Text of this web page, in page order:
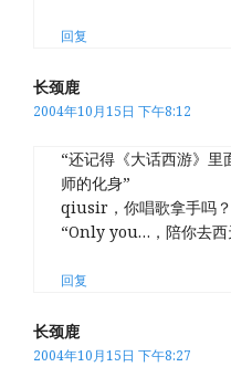
回复
长颈鹿
2004年10月15日 下午8:12
“还记得《大话西游》
师的化身”
qiusir，你唱歌拿手吗？
“Only you…，陪你去西
回复
长颈鹿
2004年10月15日 下午8:27